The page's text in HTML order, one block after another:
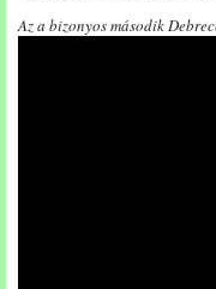
Az a bizonyos második